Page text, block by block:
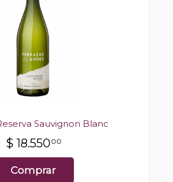
Sauvignon Blanc
$ 18.55000
Comprar